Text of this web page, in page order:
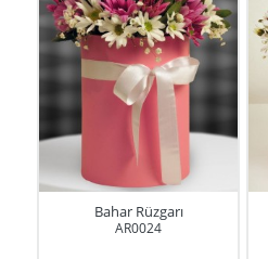
Bahar Rüzgarı
AR0024